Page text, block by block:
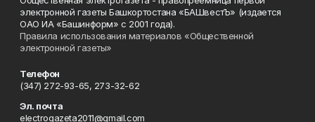
электронной газеты Башкортостана «БАШвестЪ» (издается
ОАО ИА «Башинформ» с 2001 года).
Правила использования материалов «Общественной
электронной газеты»
Телефон
(347) 272-93-65, 273-32-62
Эл. почта
electrogazeta2011@gmail.com